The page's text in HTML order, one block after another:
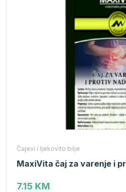
Čajevi i ljekovito bilje
MaxiVita čaj za varenje i
7.15 KM